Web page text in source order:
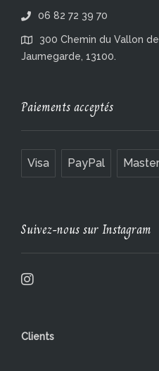
06 82 72 39 70
300 Chemin du Vallon
Jaumegarde, 13100.
Paiements acceptés
Visa PayPal
Suivez-nous sur Instagram
Clients